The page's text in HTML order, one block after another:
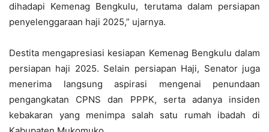
dihadapi Kemenag Bengkulu, terutama dalam persiapan
penyelenggaraan haji 2025,” ujarnya.
Destita mengapresiasi kesiapan Kemenag Bengkulu dalam
persiapan haji 2025. Selain persiapan Haji, Senator juga
menerima langsung aspirasi mengenai penundaan
pengangkatan CPNS dan PPPK, serta adanya insiden
kebakaran yang menimpa salah satu rumah ibadah di